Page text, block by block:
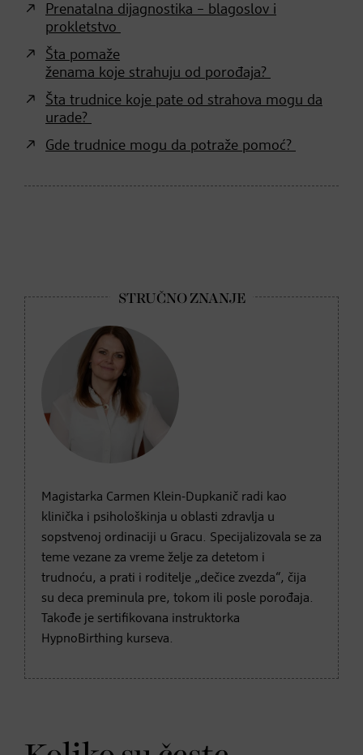
Prenatalna dijagnostika – blagoslov i
prokletstvo
Šta pomaže
ženama koje strahuju od porođaja?
Šta trudnice koje pate od strahova mogu da
urade?
Gde trudnice mogu da potraže pomoć?
Magistarka Carmen Klein-Dupkanič radi kao
klinička i psihološkinja u oblasti zdravlja u
sopstvenoj ordinaciji u Gracu. Specijalizovala se za
teme vezane za vreme želje za detetom i
trudnoću, a prati i roditelje „dečice zvezda“, čija
su deca preminula pre, tokom ili posle porođaja.
Takođe je sertifikovana instruktorka
HypnoBirthing kurseva.